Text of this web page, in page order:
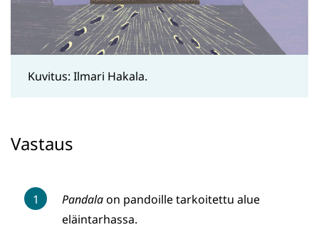
Kuvitus: Ilmari Hakala.
Vastaus
Pandalaon pandoille tarkoitettu alue
eläintarhassa.